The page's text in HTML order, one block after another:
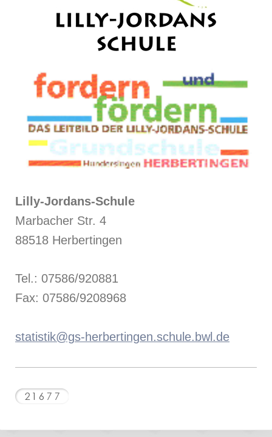
Lilly-Jordans-Schule
Marbacher Str. 4
88518 Herbertingen
Tel.: 07586/920881
Fax: 07586/9208968
statistik@gs-herbertingen.schule.bwl.de